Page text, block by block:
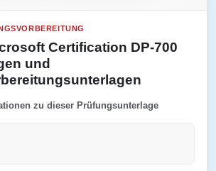
Certification DP-700
und
zu dieser Prüfungsunterlage